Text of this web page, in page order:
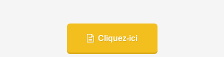
Cliquez-ici